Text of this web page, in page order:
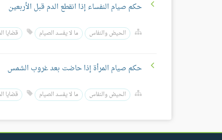
حكم صيام النفساء إذا انقطع الدم قبل الأربعين
الحيض والنفاس ما لا يفسد الصيام قضايا
حكم صيام المرأة إذا حاضت بعد غروب الشمس
الحيض والنفاس ما لا يفسد الصيام قضايا